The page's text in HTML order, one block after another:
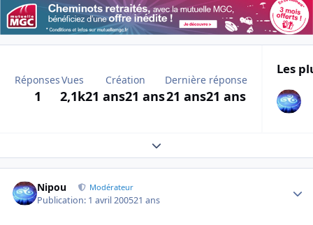
Réponses
1
Vues
2,1k
Création
21 ans21 ans
Dernière réponse
21 ans21 ans
Les
Expand topic overview
Nipou Modérateur
Publication: 1 avril 200521 ans